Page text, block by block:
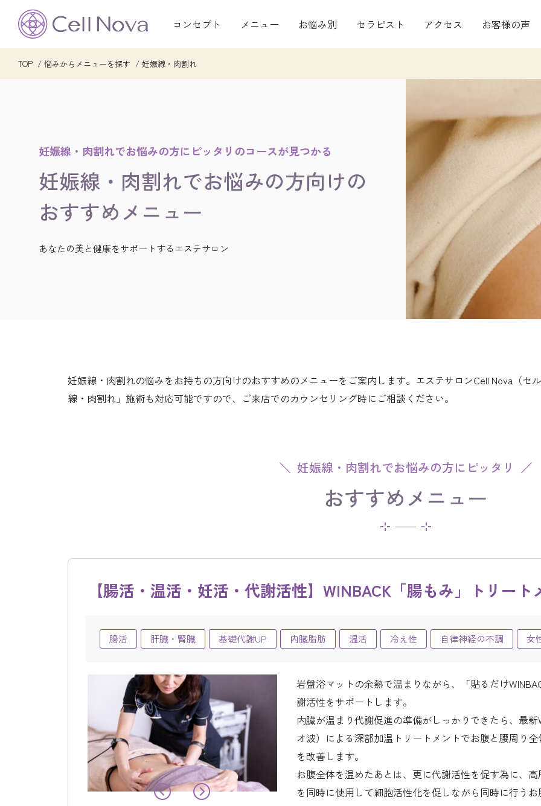
コンセプト メニュー お悩み別 セラピスト アクセス お客様の声
TOP 悩みからメニューを探す 妊娠線・肉割れ
妊娠線・肉割れでお悩みの方にピッタリのコースが見つかる
妊娠線・肉割れでお悩みの方向けの
おすすめメニュー
あなたの美と健康をサポートするエステサロン
妊娠線・肉割れの悩みをお持ちの方向けのおすすめのメニューをご案内します。エステサロンCell Nova（セ
線・肉割れ」施術も対応可能ですので、ご来店でのカウンセリング時にご相談ください。
妊娠線・肉割れでお悩みの方にピッタリ
おすすめメニュー
【腸活・温活・妊活・代謝活性】WINBACK「腸もみ」トリート
腸活 肝臓・腎臓 基礎代謝UP 内臓脂肪 温活 冷え性 自律神経の不調 女
岩盤浴マットの余熱で温まりながら、「貼るだけ
謝活性をサポートします。
内臓が温まり代謝促進の準備がしっかりできたら、最
オ波）による深部加温トリートメントでお腹と腰周り
を改善します。
お腹全体を温めたあとは、更に代謝活性を促す為に、
を同時に使用して細胞活性化を促しながら同時に行う